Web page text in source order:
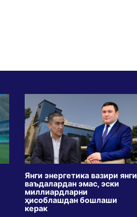
Янги энергетика вазири янги
ваъдалардан эмас, эски
миллиардларни
ҳисоблашдан бошлаши
керак